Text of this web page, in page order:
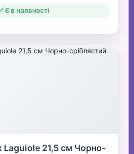
Є в наявності
Laguiole 21,5 см Чорно-